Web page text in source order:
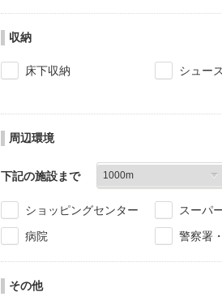
収納
床下収納 シュー
周辺環境
下記の施設まで
ショッピングセンター
スーパ
病院
警察署
その他